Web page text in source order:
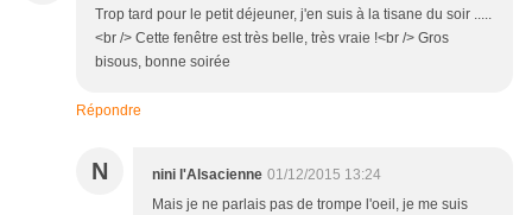
Trop tard pour le petit déjeuner, j'en suis à la tisane du soir .....
<br /> Cette fenêtre est très belle, très vraie !<br /> Gros
bisous, bonne soirée
Répondre
N nini l'Alsacienne 01/12/2015 13:24
Mais je ne parlais pas de trompe l'oeil, je me suis